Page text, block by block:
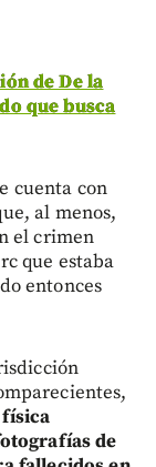
de De la
que busca
cuenta con
al menos,
el crimen
que estaba
entonces
de